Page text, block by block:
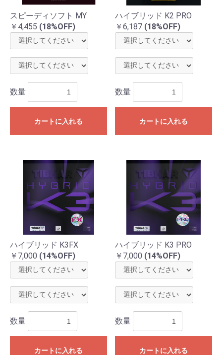
スピーディソフト MY
￥4,455 (18%OFF)
数量
カートに入れる
ハイブリッド K2 PRO
￥6,187 (18%OFF)
数量
カートに入れる
ハイブリッド K3FX
￥7,000 (14%OFF)
数量
カートに入れる
ハイブリッド K3 PRO
￥7,000 (14%OFF)
数量
カートに入れる